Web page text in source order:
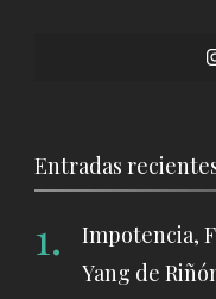
Entradas
Impotencia,
Yang de